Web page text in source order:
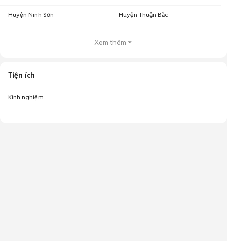
Huyện Ninh Sơn Huyện Thuận Bắc
Xem thêm
Tiện ích
Kinh nghiệm